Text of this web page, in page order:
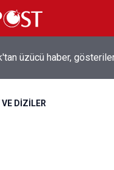
Mısırlı yıldız
ile anlaştı! Yarın geliyor
DİZİLER